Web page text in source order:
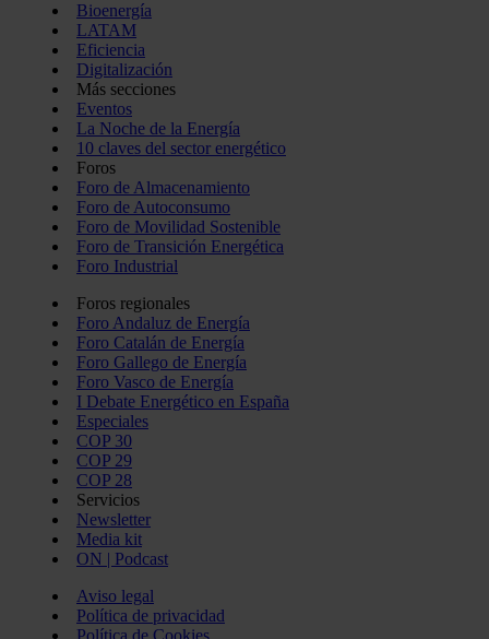
Bioenergía
LATAM
Eficiencia
Digitalización
Más secciones
Eventos
La Noche de la Energía
10 claves del sector energético
Foros
Foro de Almacenamiento
Foro de Autoconsumo
Foro de Movilidad Sostenible
Foro de Transición Energética
Foro Industrial
Foros regionales
Foro Andaluz de Energía
Foro Catalán de Energía
Foro Gallego de Energía
Foro Vasco de Energía
I Debate Energético en España
Especiales
COP 30
COP 29
COP 28
Servicios
Newsletter
Media kit
ON | Podcast
Aviso legal
Política de privacidad